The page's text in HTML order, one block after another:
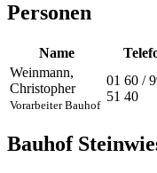
Personen
Name
Weinmann,
Christopher
Vorarbeiter Bauhof
01 60 /
51 40
Bauhof